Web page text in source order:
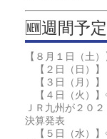
🆕週間予
【８月１日（土）
【２日（日）】
【３日（月）】
【４日（火）
ＪＲ九州が２０
決算発表
【５日（水）